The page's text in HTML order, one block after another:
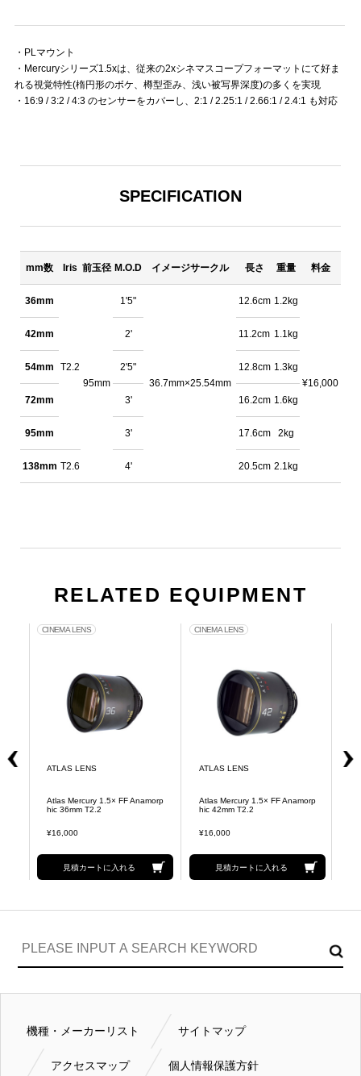
・PLマウント
・Mercuryシリーズ1.5xは、従来の2xシネマスコープフォーマットにて好ま
れる視覚特性(楕円形のボケ、樽型歪み、浅い被写界深度)の多くを実現
・16:9 / 3:2 / 4:3 のセンサーをカバーし、2:1 / 2.25:1 / 2.66:1 / 2.4:1 も対応
SPECIFICATION
mm数 Iris 前玉径 M.O.D イメージサークル 長さ 重量 料金
36mm
T2.2
95mm
1'5"
36.7mm×25.54mm
12.6cm 1.2kg
¥16,000
42mm 2' 11.2cm 1.1kg
54mm 2'5" 12.8cm 1.3kg
72mm 3' 16.2cm 1.6kg
95mm 3' 17.6cm 2kg
138mm T2.6 4' 20.5cm 2.1kg
RELATED EQUIPMENT
CINEMA LENS
ATLAS LENS
Atlas Mercury 1.5× FF Anamorp
hic 36mm T2.2
¥16,000
見積カートに入れる
CINEMA LENS
ATLAS LENS
Atlas Mercury 1.5× FF Anamorp
hic 42mm T2.2
¥16,000
見積カートに入れる
機種・メーカーリスト サイトマップ
アクセスマップ 個人情報保護方針